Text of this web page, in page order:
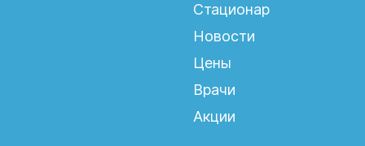
Стационар
Новости
Цены
Врачи
Акции